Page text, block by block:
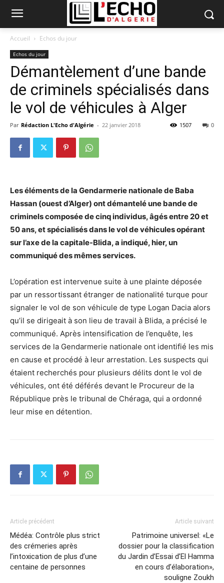
Accueil Echos du jour
Echos du jour
Démantèlement d’une bande
de criminels spécialisés dans
le vol de véhicules à Alger
Par Rédaction L'Echo d'Algérie - 22 janvier 2018 0
1507
Les éléments de la Gendarmerie nationale de Baba
Hassan (ouest d’Alger) ont démantelé une bande de
criminels composée de cinq individus, âgés entre 20 et
50 ans, et spécialisés dans le vol de véhicules opérant
sur l’axe de la capitale-Blida, a indiqué, hier, un
communiqué des mêmes services.
L’opération est intervenue suite à une plainte déposée
par un ressortissant étranger de nationalité turque pour
signaler le vol de son véhicule de type Logan Dacia alors
qu’il se dirigeait à son lieu de travail à Blida, a précisé le
communiqué. Après intensification de l’enquête, les
services de la Gendarmerie nationale ont identifié les mis
en cause et procédé à leur arrestation. Les suspects qui
étaient recherchés pour plusieurs délits dont le vol de
véhicules, ont été déférés devant le Procureur de la
République près le tribunal de Chéraga, qui a ordonné
leur mise en détention.
Article précédent
Médéa: Contrôle plus strict
des crémeries après
l’intoxication de plus d’une
centaine de personnes
Article suivant
Patrimoine universel: «Le
dossier pour la classification
du Jardin d’Essai d’El Hamma
en cours d’élaboration»,
souligne Zoukh